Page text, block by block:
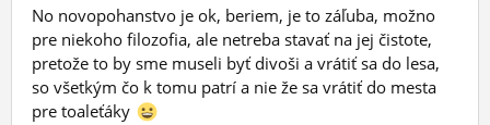
No novopohanstvo je ok, beriem, je to záľuba, možno
pre niekoho filozofia, ale netreba stavať na jej čistote,
pretože to by sme museli byť divoši a vrátiť sa do lesa,
so všetkým čo k tomu patrí a nie že sa vrátiť do mesta
pre toaleťáky